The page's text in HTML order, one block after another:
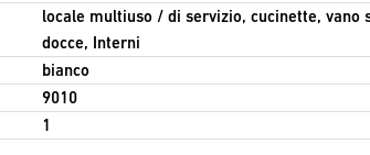
locale multiuso / di servizio, cucinette, vano
docce, Interni
bianco
9010
1